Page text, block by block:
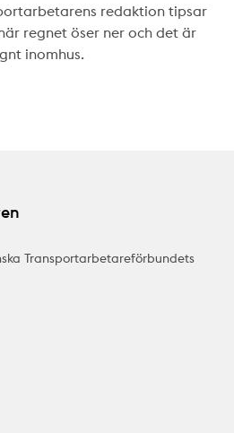
redaktion tipsar
regnet öser ner och det är
inomhus.
Transportarbetareförbundets